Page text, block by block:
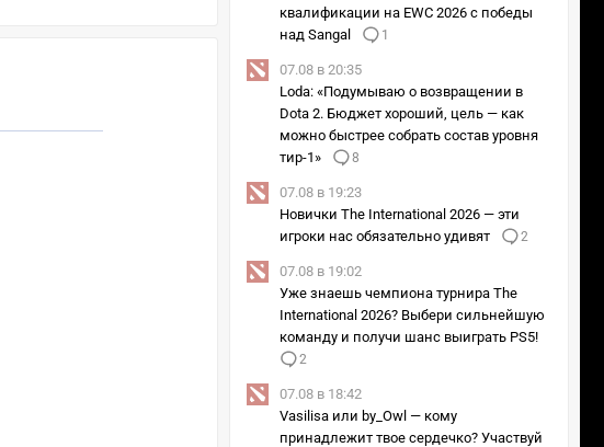
квалификации на EWC 2026 с победы
над Sangal
1
07.08 в 20:35
Loda: «Подумываю о возвращении в
Dota 2. Бюджет хороший, цель — как
можно быстрее собрать состав уровня
тир-1»
8
07.08 в 19:23
Новички The International 2026 — эти
игроки нас обязательно удивят
2
07.08 в 19:02
Уже знаешь чемпиона турнира The
International 2026? Выбери сильнейшую
команду и получи шанс выиграть PS5!
2
07.08 в 18:42
Vasilisa или by_Owl — кому
принадлежит твое сердечко? Участвуй